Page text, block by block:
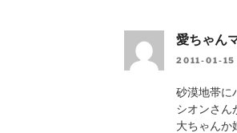
愛ちゃん
2011-01-15
砂漠地帯に
シオンさん
大ちゃんか